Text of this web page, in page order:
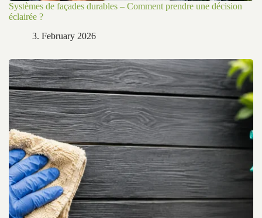
Systèmes de façades durables – Comment prendre une décision
éclairée ?
3. February 2026